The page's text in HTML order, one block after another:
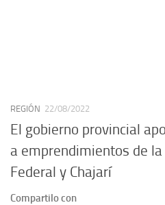
REGIÓN 22/08/2022
El gobierno provincial
a emprendimientos de la
Federal y Chajarí
Compartilo con